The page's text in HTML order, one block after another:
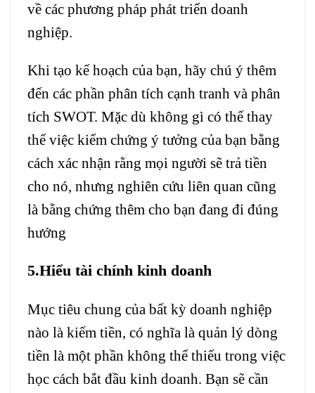
về các phương pháp phát triển doanh
nghiệp.
Khi tạo kế hoạch của bạn, hãy chú ý thêm
đến các phần phân tích cạnh tranh và phân
tích SWOT. Mặc dù không gì có thể thay
thế việc kiểm chứng ý tưởng của bạn bằng
cách xác nhận rằng mọi người sẽ trả tiền
cho nó, nhưng nghiên cứu liên quan cũng
là bằng chứng thêm cho bạn đang đi đúng
hướng
5.Hiểu tài chính kinh doanh
Mục tiêu chung của bất kỳ doanh nghiệp
nào là kiếm tiền, có nghĩa là quản lý dòng
tiền là một phần không thể thiếu trong việc
học cách bắt đầu kinh doanh. Bạn sẽ cần